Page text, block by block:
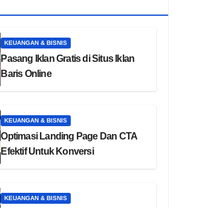
KEUANGAN & BISNIS
Pasang Iklan Gratis di Situs Iklan
Baris Online
KEUANGAN & BISNIS
Optimasi Landing Page Dan CTA
Efektif Untuk Konversi
KEUANGAN & BISNIS